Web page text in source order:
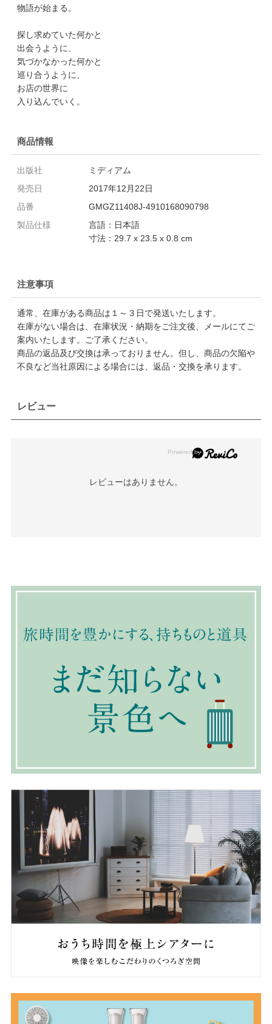
物語が始まる。
探し求めていた何かと
出会うように、
気づかなかった何かと
巡り合うように、
お店の世界に
入り込んでいく。
商品情報
出版社
ミディアム
発売日
2017年12月22日
品番
GMGZ11408J-4910168090798
製品仕様
言語：日本語
寸法：29.7 x 23.5 x 0.8 cm
注意事項
通常、在庫がある商品は１～３日で発送いたします。
在庫がない場合は、在庫状況・納期をご注文後、メールにてご
案内いたします。ご了承ください。
商品の返品及び交換は承っておりません。但し、商品の欠陥や
不良など当社原因による場合には、返品・交換を承ります。
レビュー
レビューはありません。